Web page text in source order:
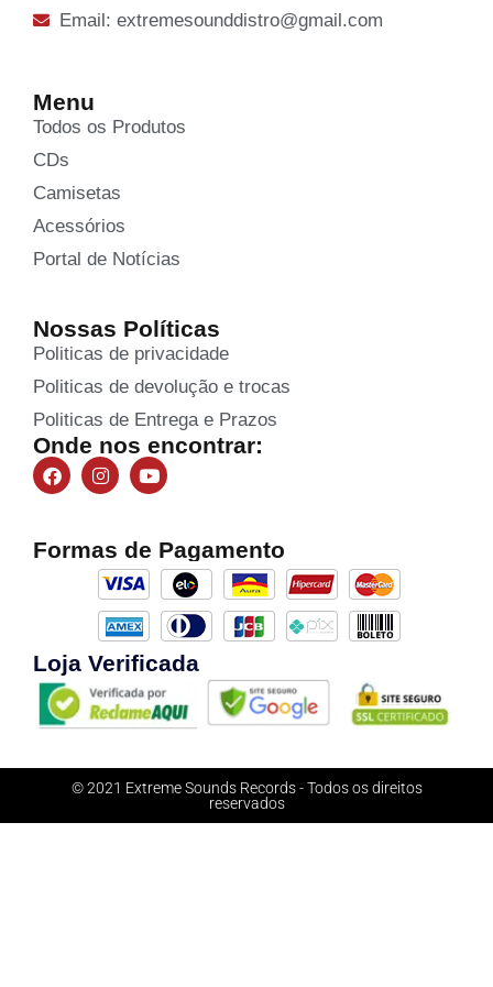
Email: extremesounddistro@gmail.com
Menu
Todos os Produtos
CDs
Camisetas
Acessórios
Portal de Notícias
Nossas Políticas
Politicas de privacidade
Politicas de devolução e trocas
Politicas de Entrega e Prazos
Onde nos encontrar:
Formas de Pagamento
Loja Verificada
© 2021 Extreme Sounds Records - Todos os direitos
reservados